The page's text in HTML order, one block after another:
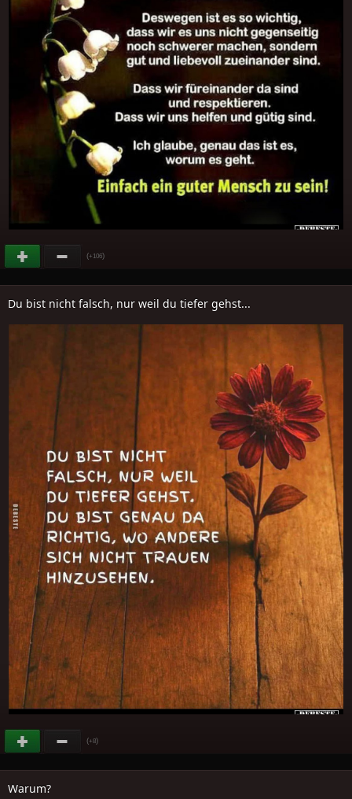
(+106)
Du bist nicht falsch, nur weil du tiefer gehst...
(+8)
Warum?